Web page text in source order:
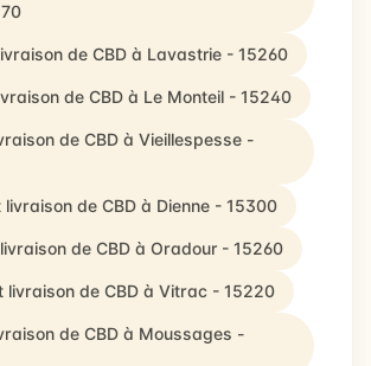
de CBD à Lavastrie - 15260
de CBD à Le Monteil - 15240
de CBD à Vieillespesse -
livraison de CBD à Dienne - 15300
de CBD à Oradour - 15260
livraison de CBD à Vitrac - 15220
de CBD à Moussages -